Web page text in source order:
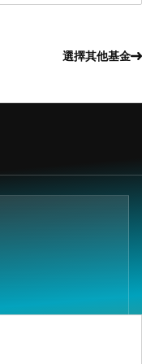
選擇其他基金